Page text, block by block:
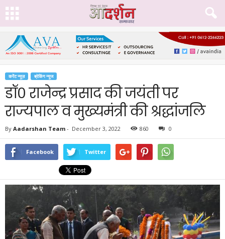
करेंट न्यूज़ ब्रेकिंग न्यूज
डॉ० राजेन्द्र प्रसाद की जयंती पर
राज्यपाल व मुख्यमंत्री की श्रद्धांजलि
By Aadarshan Team - December 3, 2022 860 0
Facebook Twitter